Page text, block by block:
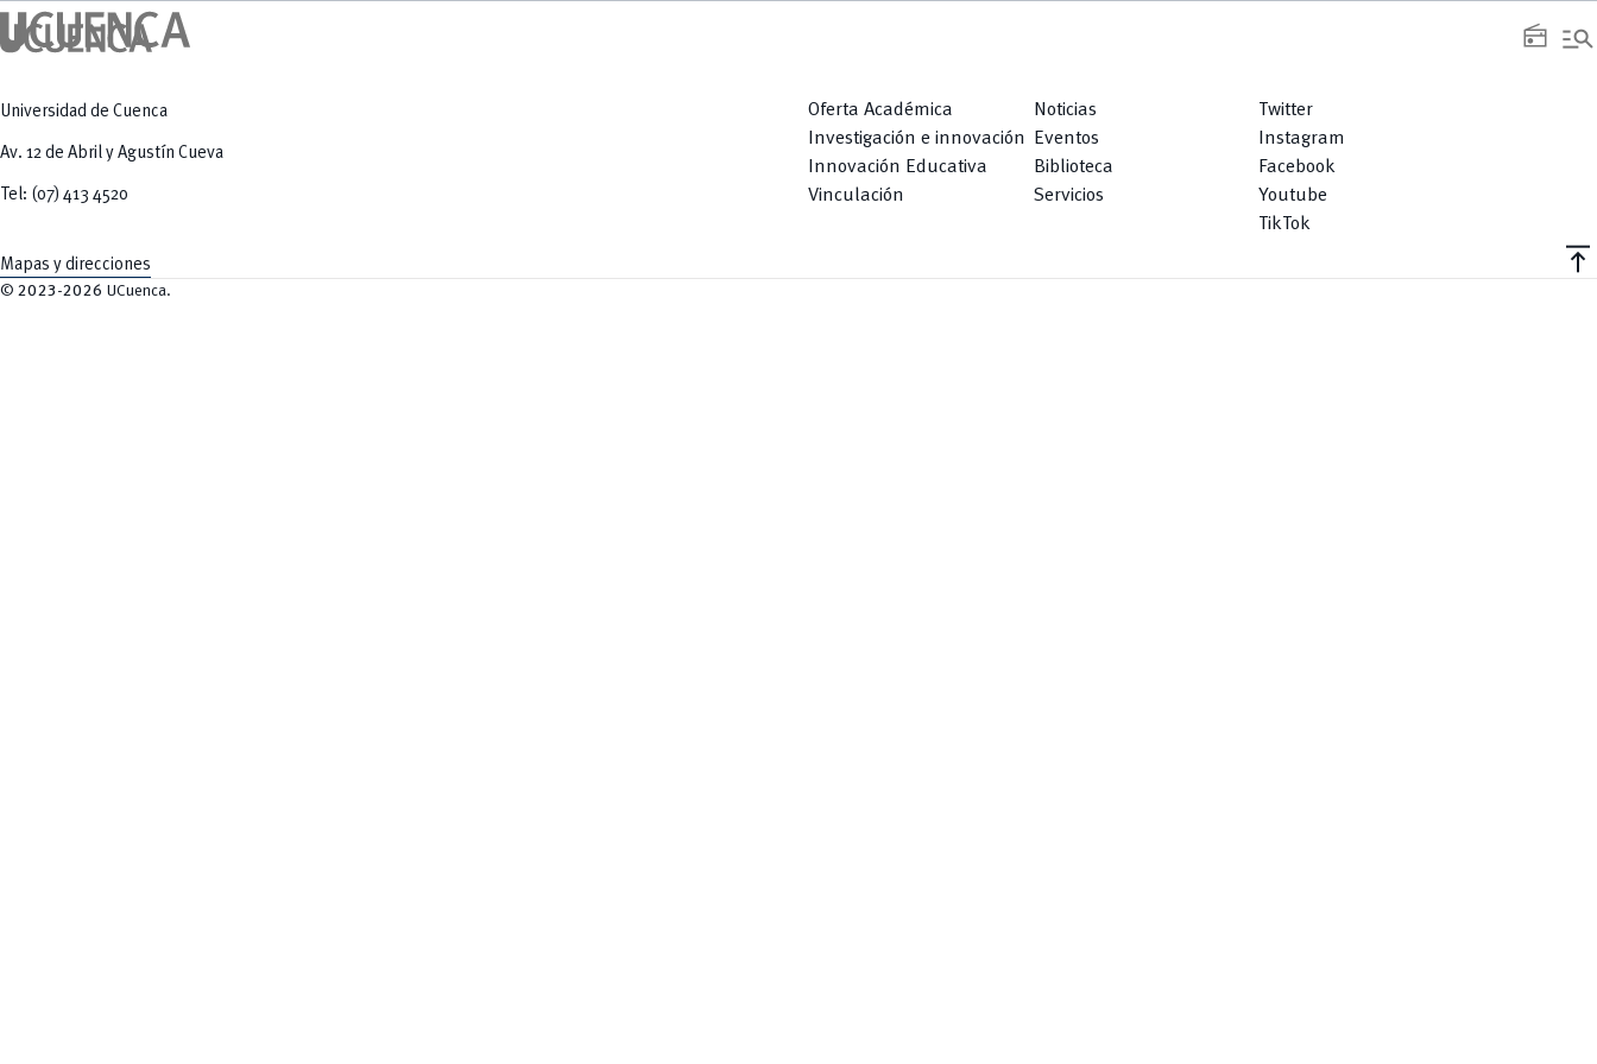
radio manage_search
Universidad de Cuenca
Av. 12 de Abril y Agustín Cueva
Tel: (07) 413 4520
Mapas y direcciones
Oferta Académica
Investigación e innovación
Innovación Educativa
Vinculación
Noticias
Eventos
Biblioteca
Servicios
Twitter
Instagram
Facebook
Youtube
TikTok
vertical_align_top
© 2023-2026 UCuenca.